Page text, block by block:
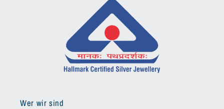
Wer wir sind